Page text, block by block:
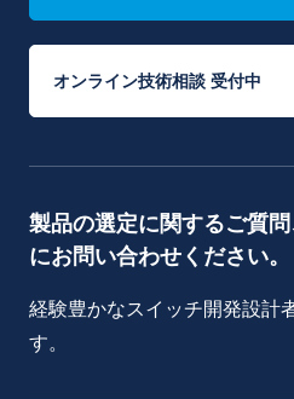
オンライン技術相談 受付中
製品の選定に関するご質
にお問い合わせください。
経験豊かなスイッチ開発設計
す。